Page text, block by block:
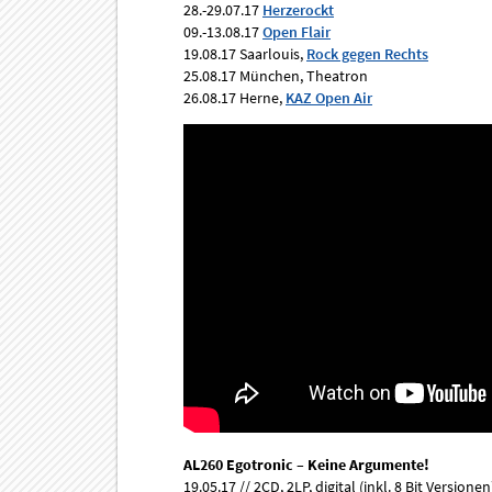
28.-29.07.17 Herzerockt
09.-13.08.17Open Flair
19.08.17 Saarlouis, Rock gegen Rechts
25.08.17 München, Theatron
26.08.17 Herne, KAZ Open Air
AL260 Egotronic – Keine Argumente!
19.05.17 // 2CD, 2LP, digital (inkl. 8 Bit